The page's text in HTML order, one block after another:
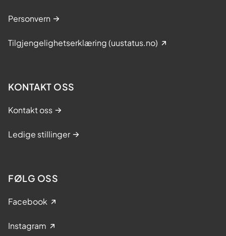
Personvern
Tilgjengelighetserklæring (uustatus.no)
KONTAKT OSS
Kontakt oss
Ledige stillinger
FØLG OSS
Facebook
Instagram